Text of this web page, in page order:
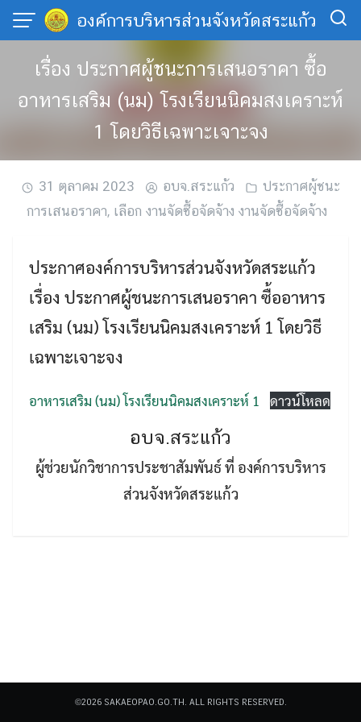
Skip
องค์การบริหารส่วนจังหวัดสระแก้ว
Search
เรื่อง ประกาศผู้ชนะการเสนอราคา ซื้อ
อาหารเสริม (นม) โรงเรียนนิคมสงเคราะห์
1 โดยวิธีเฉพาะเจาะจง
31 ตุลาคม 2023 อบจ.สระแก้ว
ประกาศผู้ชนะ
การเสนอราคา, เลือก งานจัดซื้อจัดจ้าง งานจัดซื้อจัดจ้าง
ประกาศองค์การบริหารส่วนจังหวัดสระแก้ว
เรื่อง ประกาศผู้ชนะการเสนอราคา ซื้ออาหาร
เสริม (นม) โรงเรียนนิคมสงเคราะห์ 1 โดยวิธี
เฉพาะเจาะจง
อาหารเสริม (นม) โรงเรียนนิคมสงเคราะห์ 1 ดาวน์โหลด
อบจ.สระแก้ว
ผู้ช่วยนักวิชาการประชาสัมพันธ์ ที่ องค์การบริหาร
ส่วนจังหวัดสระแก้ว
©2026 SAKAEOPAO.GO.TH. ALL RIGHTS RESERVED.